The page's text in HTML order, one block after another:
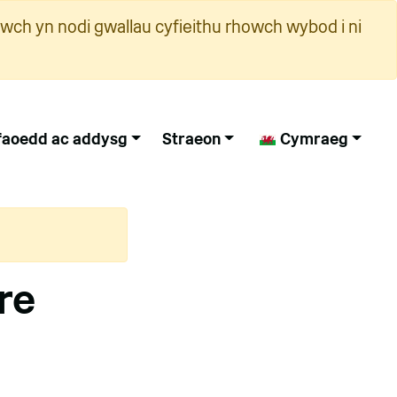
yn nodi gwallau cyfieithu rhowch wybod i ni
ac addysg Straeon Cymraeg